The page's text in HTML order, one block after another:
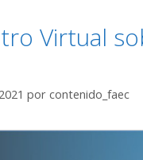
Virtual
por contenido_faec